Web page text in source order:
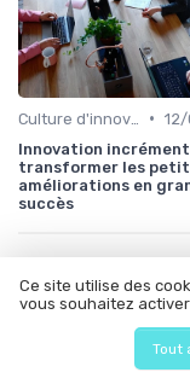
•
Innovation
transformer les
améliorations en
succès
Ce site utilise des
vous souhaitez activer
Tout